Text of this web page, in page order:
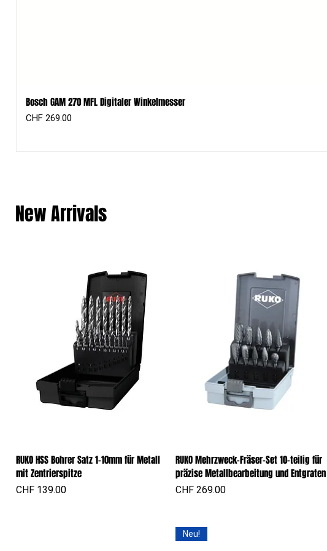
New Arrivals
Schnellansicht
RUKO HSS Bohrer Satz 1-10mm für Metall
mit Zentrierspitze
Preis
CHF 139.00
Schnellansicht
RUKO Mehrzweck-Fräser-Set 10-teilig für
präzise Metallbearbeitung und Entgraten
Preis
CHF 269.00
Neu!
Bosch GAM 270 MFL Digitaler Winkelmesser
Preis
CHF 269.00